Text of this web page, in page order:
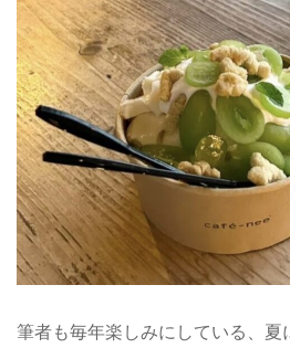
筆者も毎年楽しみにしている、夏